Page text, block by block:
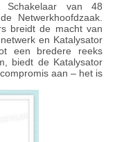
Schakelaar van 48
Netwerkhoofdzaak.
breidt de macht van
en Katalysator
een bredere reeks
biedt de Katalysator
aan – het is